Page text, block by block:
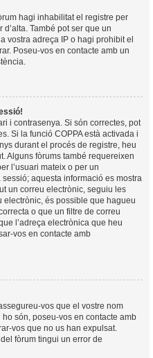
hagi inhabilitat el registre per
També pot ser que un
vostra adreça IP o hagi prohibit el
Poseu-vos en contacte amb un
i contrasenya. Si són correctes, pot
Si la funció COPPA està activada i
durant el procés de registre, heu
Alguns fòrums també requereixen
l’usuari mateix o per un
aquesta informació es mostra
un correu electrònic, seguiu les
electrònic, és possible que hagueu
o que un filtre de correu
l’adreça electrònica que heu
vos en contacte amb
vos que el vostre nom
són, poseu-vos en contacte amb
vos que no us han expulsat.
fòrum tingui un error de